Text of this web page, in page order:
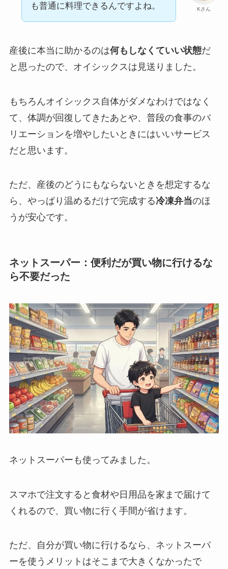
Kさん
も普通に料理できるんですよね。
産後に本当に助かるのは何もしなくていい状態だ
と思ったので、オイシックスは見送りました。
もちろんオイシックス自体がダメなわけではなく
て、体調が回復してきたあとや、普段の食事のバ
リエーションを増やしたいときにはいいサービス
だと思います。
ただ、産後のどうにもならないときを想定するな
ら、やっぱり温めるだけで完成する冷凍弁当のほ
うが安心です。
ネットスーパー：便利だが買い物に行けるな
ら不要だった
ネットスーパーも使ってみました。
スマホで注文すると食材や日用品を家まで届けて
くれるので、買い物に行く手間が省けます。
ただ、自分が買い物に行けるなら、ネットスーパ
ーを使うメリットはそこまで大きくなかったで